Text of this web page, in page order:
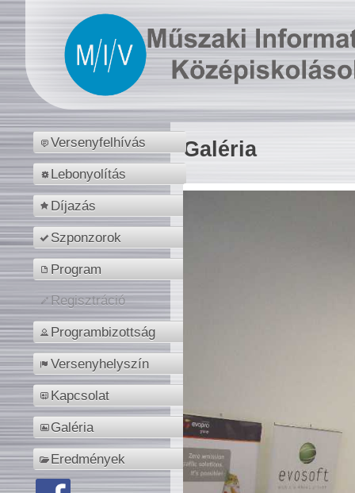
Versenyfelhívás
Lebonyolítás
Díjazás
Szponzorok
Program
Regisztráció
Programbizottság
Versenyhelyszín
Kapcsolat
Galéria
Eredmények
Galéria